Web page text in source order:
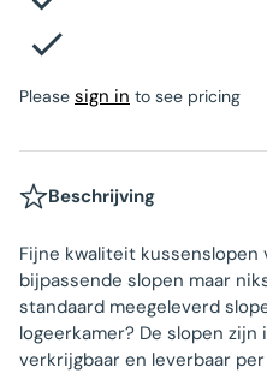
Please sign in to see pricing
Beschrijving
Fijne kwaliteit kussenslopen
bijpassende slopen maar
standaard meegeleverd
logeerkamer? De slopen
verkrijgbaar en leverbaar